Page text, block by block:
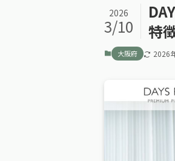
特
2026
3/10
大阪府 2026